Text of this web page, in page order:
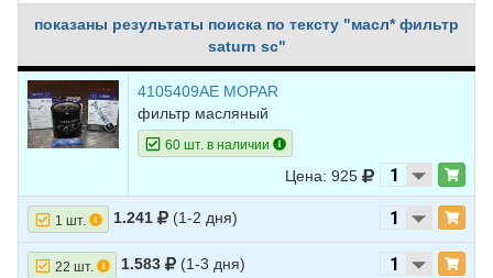
показаны результаты поиска по тексту "масл* фильтр
saturn sc"
4105409AE MOPAR
фильтр масляный
60 шт. в наличии
Цена: 925
1 шт. 1.241 (1-2 дня)
22 шт. 1.583 (1-3 дня)